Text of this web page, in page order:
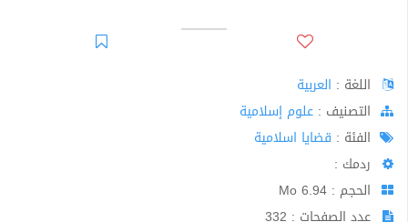
اللغة : العربية
اﻟﺘﺼﻨﻴﻒ : علوم إسلامية
الفئة : قضايا اسلامية
ردمك :
الحجم : 6.94 Mo